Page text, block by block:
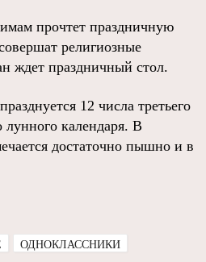
прочтет праздничную
религиозные
ждет праздничный стол.
12 числа третьего
лунного календаря. В
достаточно пышно и в
ОДНОКЛАССНИКИ